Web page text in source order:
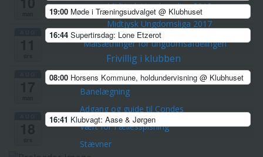
Midtjysk Ungdomsliga 2018
Midtjysk Ungdomsliga 2017
Målsætninger for ungdomsafdelingen
Frivillig i klubben
Lørdagstræningsløb
Banelægning
Adgang og guide til Condes
Vært for Fællesspisning
Stævner
19:00 Møde i Træningsudvalget @ Klubhuset
16:44 Supertirsdag: Lone Etzerot
08:00 Horsens Kommune, holdundervisning @ Klubhuset
16:41 Klubvagt: Aase & Jørgen